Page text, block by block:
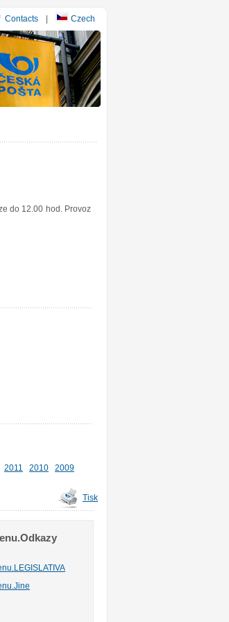
Contacts | Czech
do 12.00 hod. Provoz
2011 2010
2009
Tisk